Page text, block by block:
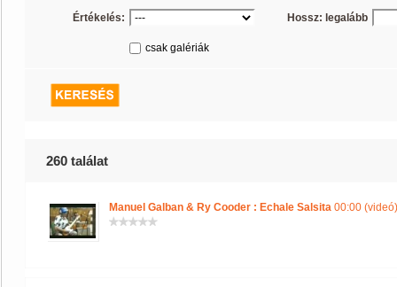
Értékelés: Hossz: legalább
csak galériák
260 találat
Manuel Galban & Ry Cooder : Echale Salsita 00:00 (videó)